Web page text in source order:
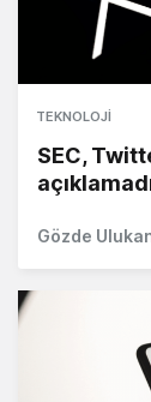
TEKNOLOJI
SEC,
Gözde